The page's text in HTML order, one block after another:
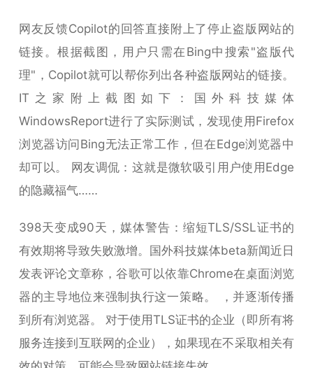
网友反馈Copilot的回答直接附上了停止盗版网站的
链接。根据截图，用户只需在Bing中搜索"盗版代
理"，Copilot就可以帮你列出各种盗版网站的链接。
IT之家附上截图如下：国外科技媒体
WindowsReport进行了实际测试，发现使用Firefox
浏览器访问Bing无法正常工作，但在Edge浏览器中
却可以。 网友调侃：这就是微软吸引用户使用Edge
的隐藏福气……
398天变成90天，媒体警告：缩短TLS/SSL证书的
有效期将导致失败激增。国外科技媒体beta新闻近日
发表评论文章称，谷歌可以依靠Chrome在桌面浏览
器的主导地位来强制执行这一策略。 ，并逐渐传播
到所有浏览器。 对于使用TLS证书的企业（即所有将
服务连接到互联网的企业），如果现在不采取相关有